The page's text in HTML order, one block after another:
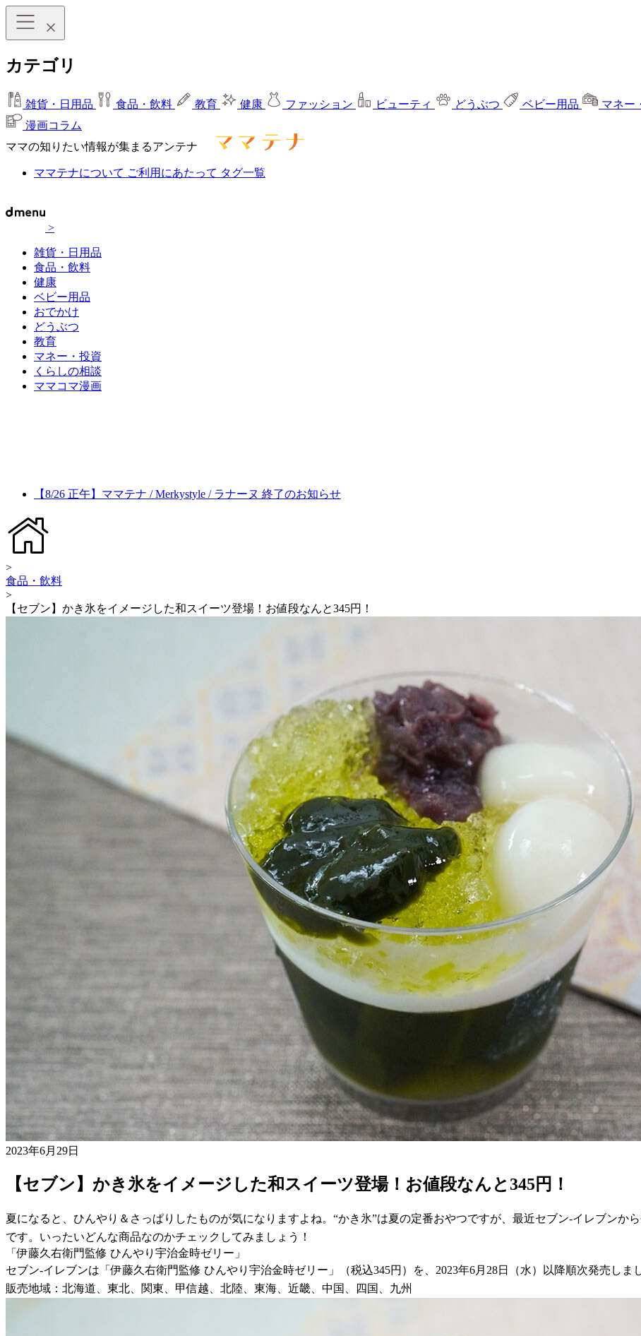
カテゴリ
雑貨・日用品 食品・飲料 教育 健康 ファッション ビューティ どうぶつ ベビー用品 マネー
漫画コラム
ママの知りたい情報が集まるアンテナ
ママテナについて ご利用にあたって タグ一覧
>
雑貨・日用品
食品・飲料
健康
ベビー用品
おでかけ
どうぶつ
教育
マネー・投資
くらしの相談
ママコマ漫画
【8/26 正午】ママテナ / Merkystyle / ラナーヌ 終了のお知らせ
>
食品・飲料
>
【セブン】かき氷をイメージした和スイーツ登場！お値段なんと345円！
2023年6月29日
【セブン】かき氷をイメージした和スイーツ登場！お値段なんと345円！
夏になると、ひんやり＆さっぱりしたものが気になりますよね。“かき氷”は夏の定番おやつですが、最近セブン-イレブンか
です。いったいどんな商品なのかチェックしてみましょう！
「伊藤久右衛門監修 ひんやり宇治金時ゼリー」
セブン-イレブンは「伊藤久右衛門監修 ひんやり宇治金時ゼリー」（税込345円）を、2023年6月28日（水）以降順次発売しま
販売地域：北海道、東北、関東、甲信越、北陸、東海、近畿、中国、四国、九州